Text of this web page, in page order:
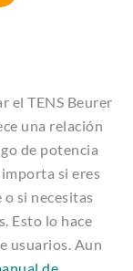
el TENS Beurer
una relación
de potencia
si eres
si necesitas
Esto lo hace
usuarios. Aun